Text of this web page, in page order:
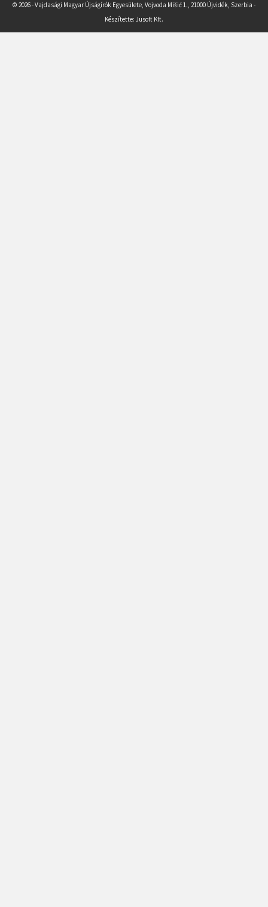
© 2026 - Vajdasági Magyar Újságírók Egyesülete, Vojvoda Mišić 1., 21000 Újvidék, Szerbia -
Készítette: Jusoft Kft.